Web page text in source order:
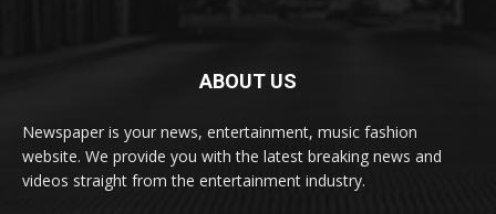
ABOUT US
Newspaper is your news, entertainment, music fashion
website. We provide you with the latest breaking news and
videos straight from the entertainment industry.